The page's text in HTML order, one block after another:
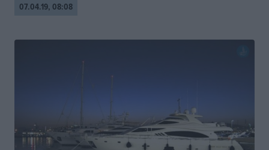
07.04.19, 08:08